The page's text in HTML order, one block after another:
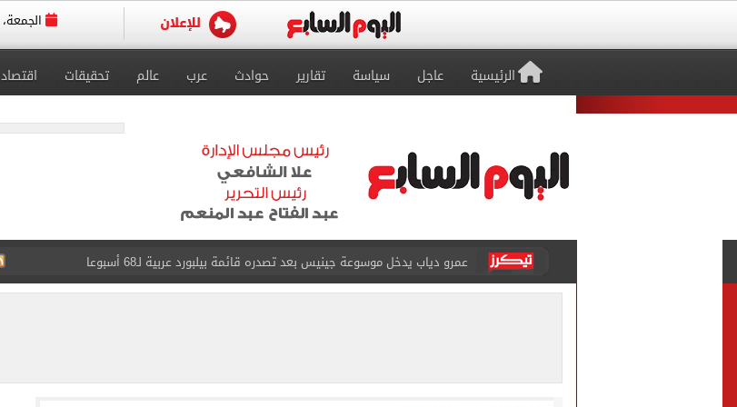
الجمعة، 07 أغسطس 2026
الرئيسية عاجل سياسة تقارير حوادث عرب عالم تحقيقات اقتصاد
إغلاق طريق مصر أسوان الزراعى الغربى كليا من المنيب للعياط.. اعرف التحويلات
محمد صلاح يظهر على تليفزيون اليوم السابع فى حفل تقديمه باستاد طرابزون.. فيديو
حكم تصوير الحوادث والمشاجرات ونشرها على مواقع التواصل